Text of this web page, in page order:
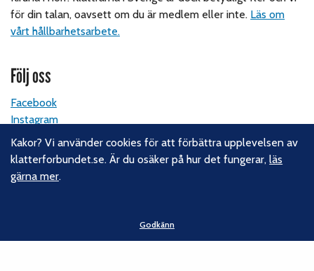
för din talan, oavsett om du är medlem eller inte. Läs om
vårt hållbarhetsarbete.
Följ oss
Facebook
Instagram
Linkedin
Nyhetsbrev
Gotlandsgatan 46
Kakor? Vi använder cookies för att förbättra upplevelsen av
klatterforbundet.se. Är du osäker på hur det fungerar,läs
gärna mer.
Godkänn